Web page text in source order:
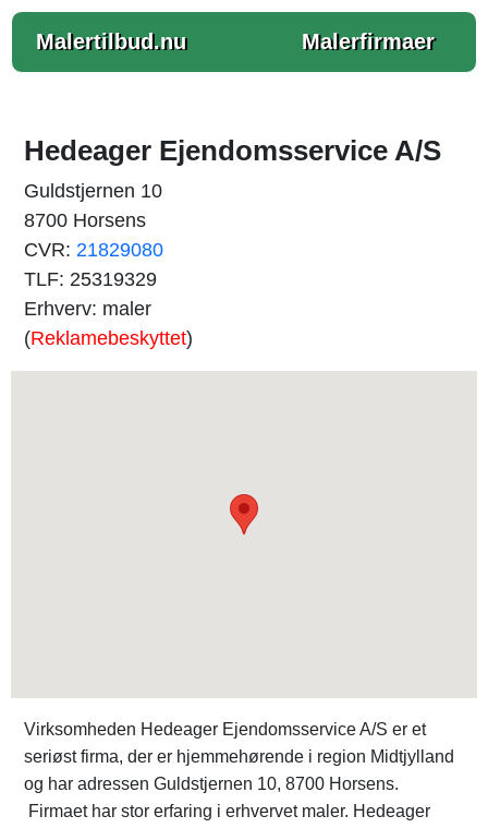
Malertilbud.nu Malerfirmaer
Hedeager Ejendomsservice A/S
Guldstjernen 10
8700 Horsens
CVR: 21829080
TLF: 25319329
Erhverv: maler
(Reklamebeskyttet)
Virksomheden Hedeager Ejendomsservice A/S er et
seriøst firma, der er hjemmehørende i region Midtjylland
og har adressen Guldstjernen 10, 8700 Horsens.
Firmaet har stor erfaring i erhvervet maler. Hedeager